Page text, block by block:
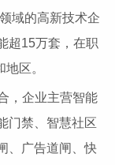
域的高新技术企
超15万套，在职
区。
企业主营智能
门禁、智慧社区
、广告道闸、快